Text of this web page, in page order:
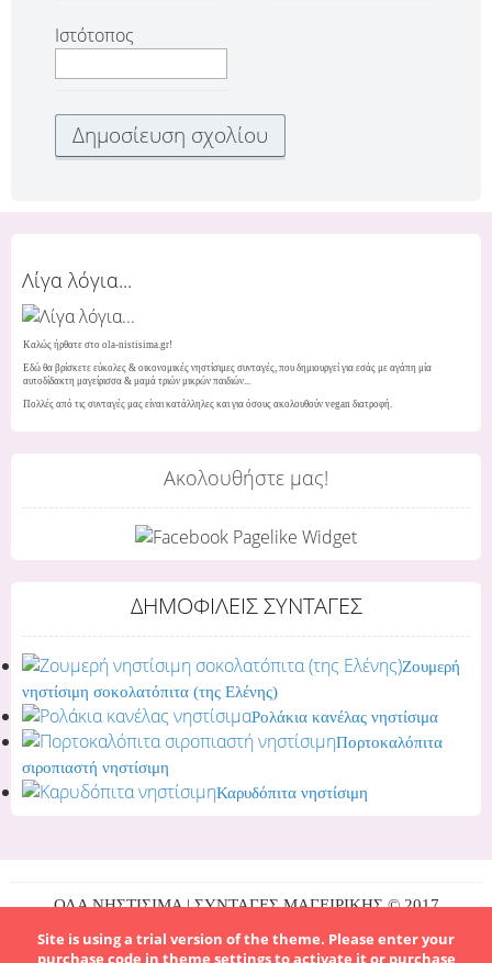
Ιστότοπος
Λίγα λόγια...
Καλώς ήρθατε στο ola-nistisima.gr!
Εδώ θα βρίσκετε εύκολες & οικονομικές νηστίσιμες συνταγές, που δημιουργεί για εσάς με αγάπη μία
αυτοδίδακτη μαγείρισσα & μαμά τριών μικρών παιδιών...
Πολλές από τις συνταγές μας είναι κατάλληλες και για όσους ακολουθούν vegan διατροφή.
Ακολουθήστε μας!
ΔΗΜΟΦΙΛΕΙΣ ΣΥΝΤΑΓΕΣ
Ζουμερή
νηστίσιμη σοκολατόπιτα (της Ελένης)
Ρολάκια κανέλας νηστίσιμα
Πορτοκαλόπιτα
σιροπιαστή νηστίσιμη
Καρυδόπιτα νηστίσιμη
ΟΛΑ ΝΗΣΤΙΣΙΜΑ | ΣΥΝΤΑΓΕΣ ΜΑΓΕΙΡΙΚΗΣ © 2017
Site is using a trial version of the theme. Please enter your
purchase code in theme settings to activate it or purchase